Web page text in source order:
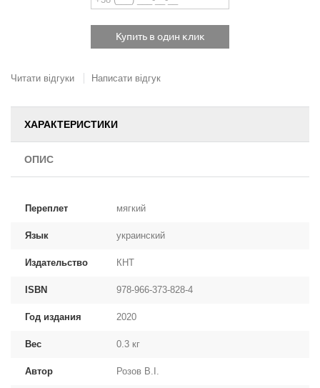
Купить в один клик
Читати відгуки Написати відгук
ХАРАКТЕРИСТИКИ
ОПИС
Переплет мягкий
Язык украинский
Издательство КНТ
ISBN 978-966-373-828-4
Год издания 2020
Вес 0.3 кг
Автор Розов В.І.